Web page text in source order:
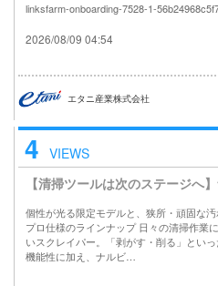
linksfarm-onboarding-7528-1-
2026/08/09 04:54
エタニ産業株式会社
4 VIEWS
【清掃ツールは次のステージへ
個性が光る限定モデルと、狭所・頑固な
プロ仕様のラインナップ 日々の清掃作業
いスクレイパー。「剥がす・削る」とい
機能性に加え、ナルビ…